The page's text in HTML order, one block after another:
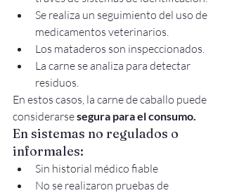
Se realiza un seguimiento del uso de
medicamentos veterinarios.
Los mataderos son inspeccionados.
La carne se analiza para detectar
residuos.
En estos casos, la carne de caballo puede
considerarse segura para el consumo.
En sistemas no regulados o
informales:
Sin historial médico fiable
No se realizaron pruebas de